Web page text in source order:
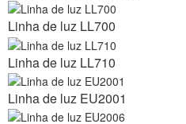
Linha de luz LL700
Linha de luz LL710
Linha de luz EU2001